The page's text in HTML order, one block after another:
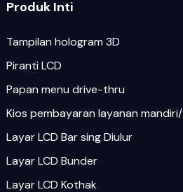
Produk Inti
Tampilan hologram 3D
Piranti LCD
Papan menu drive-thru
Kios pembayaran layanan mandiri/
Layar LCD Bar sing Diulur
Layar LCD Bunder
Layar LCD Kothak